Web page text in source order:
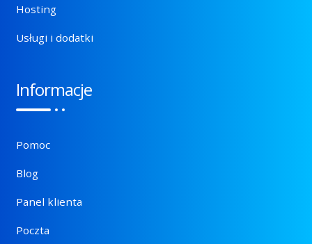
Hosting
Usługi i dodatki
Informacje
Pomoc
Blog
Panel klienta
Poczta